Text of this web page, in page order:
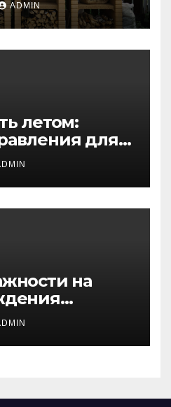
ADMIN
летом:
для
на